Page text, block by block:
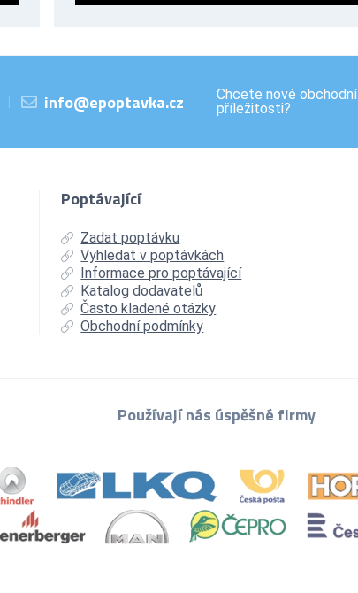
| info@epoptavka.cz
Chcete nové obchodní
příležitosti?
Poptávající
Zadat poptávku
Vyhledat v poptávkách
Informace pro poptávající
Katalog dodavatelů
Často kladené otázky
Obchodní podmínky
Používají nás úspěšné firmy